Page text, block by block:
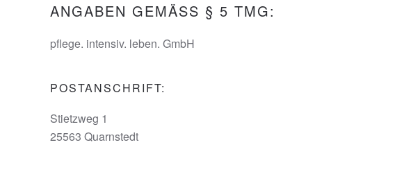
ANGABEN GEMÄSS § 5 TMG:
pflege. intensiv. leben. GmbH
POSTANSCHRIFT:
Stietzweg 1
25563 Quarnstedt